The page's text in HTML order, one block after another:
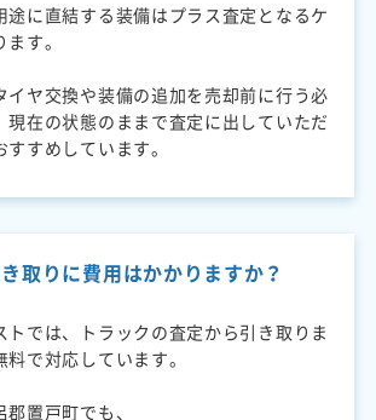
途に直結する装備はプラス査定となるケ
す。
イヤ交換や装備の追加を売却前に行う必
現在の状態のままで査定に出していただ
すすめしています。
取りに費用はかかりますか？
トでは、トラックの査定から引き取りま
料で対応しています。
置戸町でも、